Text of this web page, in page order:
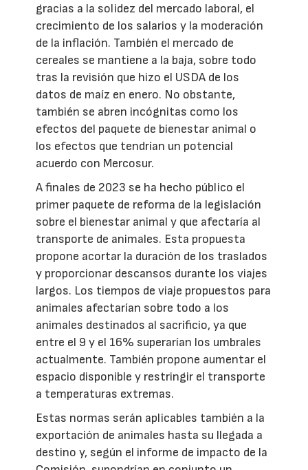
gracias a la solidez del mercado laboral, el
crecimiento de los salarios y la moderación
de la inflación. También el mercado de
cereales se mantiene a la baja, sobre todo
tras la revisión que hizo el USDA de los
datos de maíz en enero. No obstante,
también se abren incógnitas como los
efectos del paquete de bienestar animal o
los efectos que tendrían un potencial
acuerdo con Mercosur.
A finales de 2023 se ha hecho público el
primer paquete de reforma de la legislación
sobre el bienestar animal y que afectaría al
transporte de animales. Esta propuesta
propone acortar la duración de los traslados
y proporcionar descansos durante los viajes
largos. Los tiempos de viaje propuestos para
animales afectarían sobre todo a los
animales destinados al sacrificio, ya que
entre el 9 y el 16% superarían los umbrales
actualmente. También propone aumentar el
espacio disponible y restringir el transporte
a temperaturas extremas.
Estas normas serán aplicables también a la
exportación de animales hasta su llegada a
destino y, según el informe de impacto de la